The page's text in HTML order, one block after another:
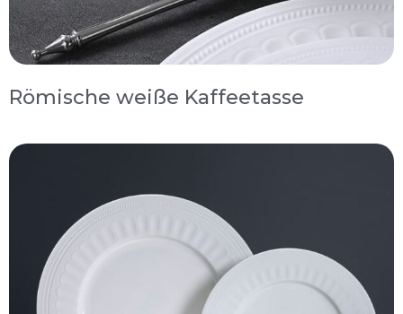
Römische weiße Kaffeetasse